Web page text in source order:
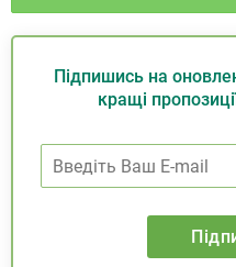
Підпишись на
кращі